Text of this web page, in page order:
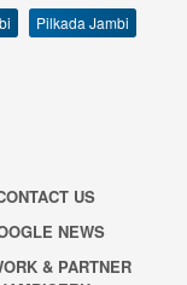
Pilkada Jambi
US
NEWS
& PARTNER